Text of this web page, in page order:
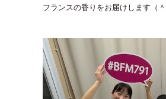
フランスの香りをお届けします（＾